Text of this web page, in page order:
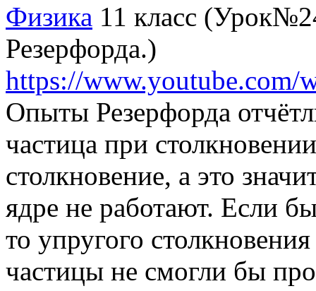
Физика 11 класс
Резерфорда.)
https://www.youtube.com/
Опыты Резерфорда
частица при
столкновение, а это
ядре не работают. Если
то упругого
частицы не смогли бы